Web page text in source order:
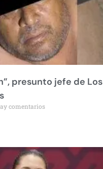
presunto jefe de Los
comentarios